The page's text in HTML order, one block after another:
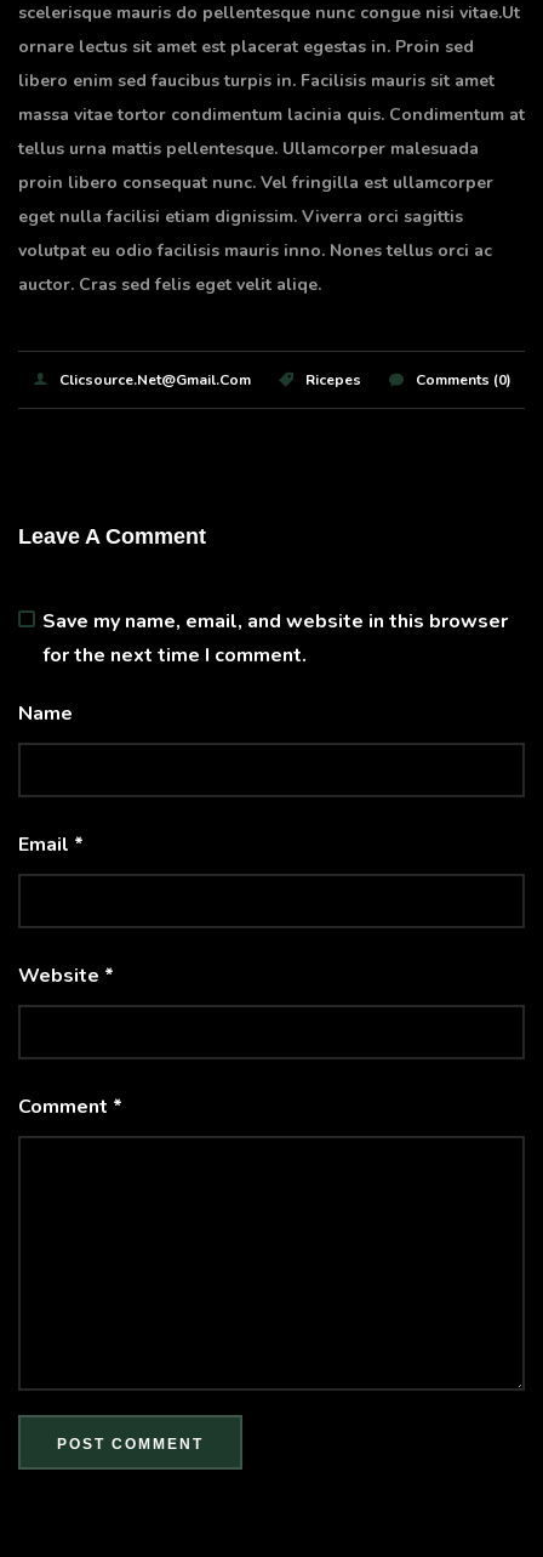
scelerisque mauris do pellentesque nunc congue nisi vitae.Ut
ornare lectus sit amet est placerat egestas in. Proin sed
libero enim sed faucibus turpis in. Facilisis mauris sit amet
massa vitae tortor condimentum lacinia quis. Condimentum at
tellus urna mattis pellentesque. Ullamcorper malesuada
proin libero consequat nunc. Vel fringilla est ullamcorper
eget nulla facilisi etiam dignissim. Viverra orci sagittis
volutpat eu odio facilisis mauris inno. Nones tellus orci ac
auctor. Cras sed felis eget velit aliqe.
Clicsource.net@gmail.com Ricepes Comments (0)
Leave A Comment
Comment *
Name
Email *
Website *
Save my name, email, and website in this browser
for the next time I comment.